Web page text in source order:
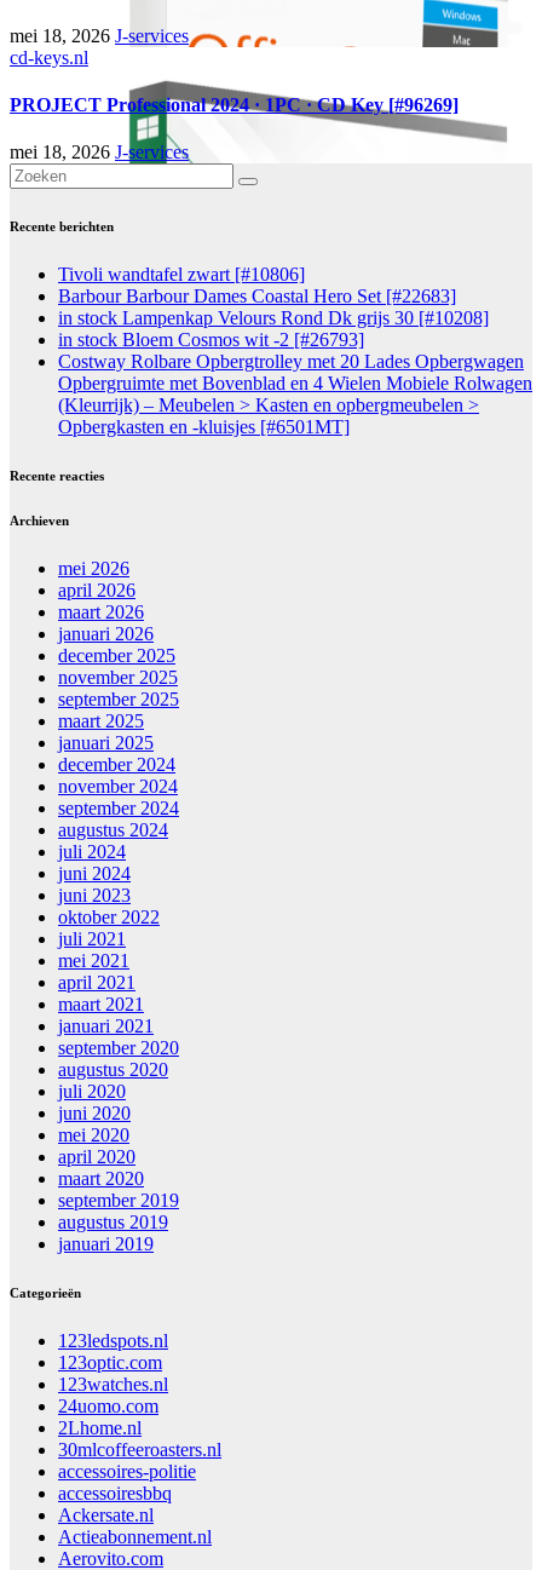
mei 18, 2026 J-services
cd-keys.nl
PROJECT Professional 2024 · 1PC · CD Key [#96269]
mei 18, 2026 J-services
Recente berichten
Tivoli wandtafel zwart [#10806]
Barbour Barbour Dames Coastal Hero Set [#22683]
in stock Lampenkap Velours Rond Dk grijs 30 [#10208]
in stock Bloem Cosmos wit -2 [#26793]
Costway Rolbare Opbergtrolley met 20 Lades Opbergwagen
Opbergruimte met Bovenblad en 4 Wielen Mobiele Rolwagen
(Kleurrijk) – Meubelen > Kasten en opbergmeubelen >
Opbergkasten en -kluisjes [#6501MT]
Recente reacties
Archieven
mei 2026
april 2026
maart 2026
januari 2026
december 2025
november 2025
september 2025
maart 2025
januari 2025
december 2024
november 2024
september 2024
augustus 2024
juli 2024
juni 2024
juni 2023
oktober 2022
juli 2021
mei 2021
april 2021
maart 2021
januari 2021
september 2020
augustus 2020
juli 2020
juni 2020
mei 2020
april 2020
maart 2020
september 2019
augustus 2019
januari 2019
Categorieën
123ledspots.nl
123optic.com
123watches.nl
24uomo.com
2Lhome.nl
30mlcoffeeroasters.nl
accessoires-politie
accessoiresbbq
Ackersate.nl
Actieabonnement.nl
Aerovito.com